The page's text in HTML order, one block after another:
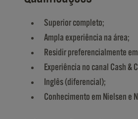
Superior completo;
Ampla experiência na área;
Residir preferencialmente
Experiência no canal Cash &
Inglês (diferencial);
Conhecimento em Nielsen e